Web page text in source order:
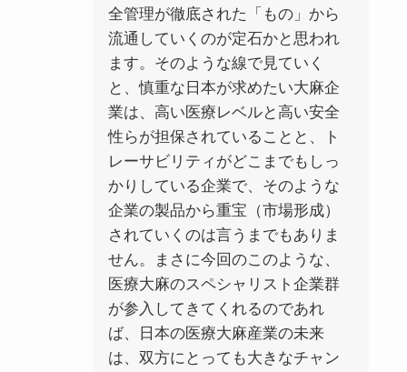
全管理が徹底された「もの」から
流通していくのが定石かと思われ
ます。そのような線で見ていく
と、慎重な日本が求めたい大麻企
業は、高い医療レベルと高い安全
性らが担保されていることと、ト
レーサビリティがどこまでもしっ
かりしている企業で、そのような
企業の製品から重宝（市場形成）
されていくのは言うまでもありま
せん。
まさに今回のこのような、
医療大麻のスペシャリスト企業群
が参入してきてくれるのであれ
ば、日本の医療大麻産業の未来
は、双方にとっても大きなチャン